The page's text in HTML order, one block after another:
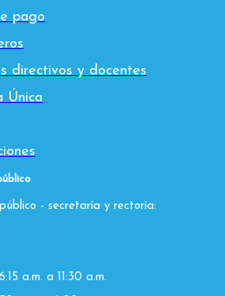
pago
directivos y docentes
Única
- secretaría y rectoría:
a.m. a 11:30 a.m.